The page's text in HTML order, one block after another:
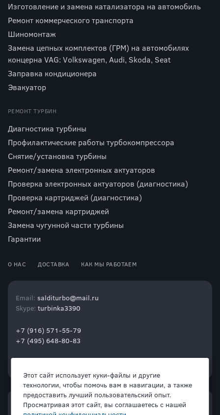
Изготовление и замена катализатора на автомобиль
Ремонт коммерческого транспорта
Шиномонтаж
Замена цепных комплектов (ГРМ) на автомобилях
концерна VAG: Volkswagen, Audi, Skoda, Seat
Заправка кондиционера
Эвакуатор
РЕМОНТ ТУРБИН
Диагностика турбины
Профилактические работы турбокомпрессора
Снятие/установка турбины
Ремонт/замена электронных актуаторов
Проверка электронных актуаторов (диагностика)
Проверка картриджей (диагностика)
Ремонт/замена картриджей
Замена чугунной части турбины
Гарантии
О НАС ДОСТАВКА КАК МЫ РАБОТАЕМ
Email: salditurbo@mail.ru
Skype: turbinka3390
+7 (916) 571-55-79
+7 (495) 648-80-83
Этот сайт использует куки-файлы и другие
технологии, чтобы помочь вам в навигации, а также
предоставить лучший пользовательский опыт.
Просматривая этот сайт, вы соглашаетесь с нашей